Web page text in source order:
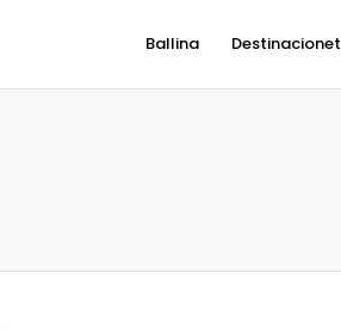
Ballina Destinacionet